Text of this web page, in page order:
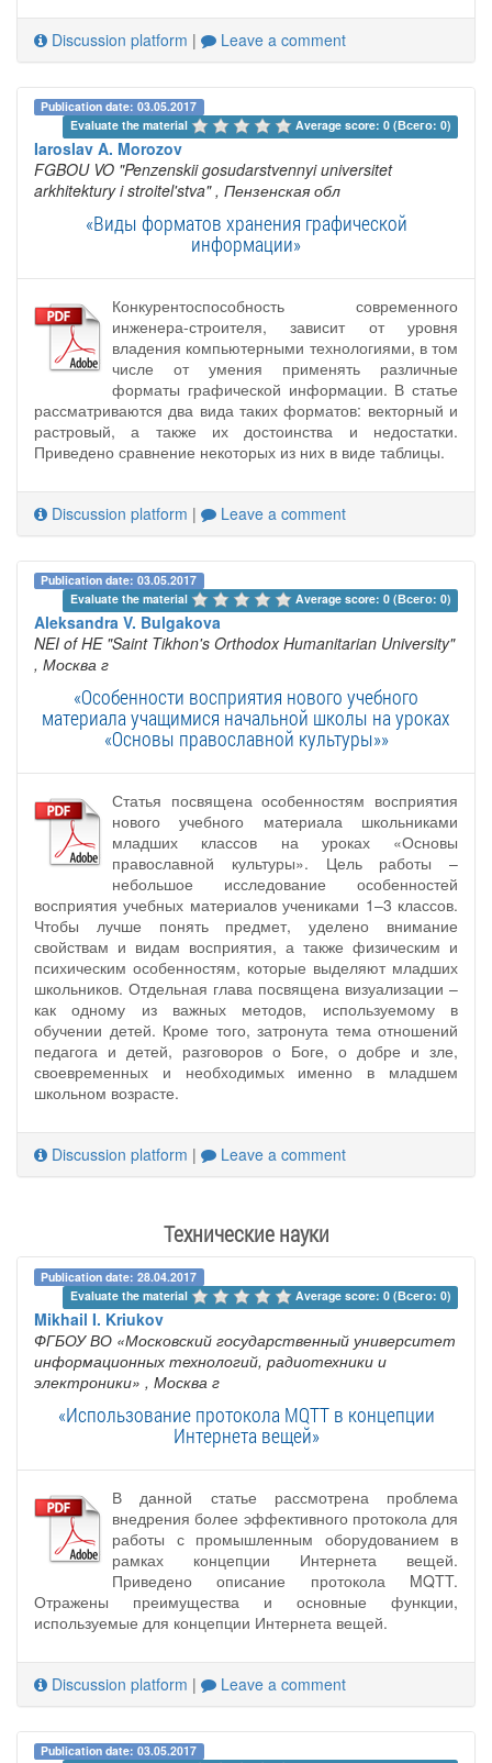
Discussion platform | Leave a comment
Publication date: 03.05.2017
Evaluate the material
Average score: 0 (Всего: 0)
Iaroslav A. Morozov
FGBOU VO "Penzenskii gosudarstvennyi universitet
arkhitektury i stroitel'stva" , Пензенская обл
«Виды форматов хранения графической
информации»
Конкурентоспособность современного
инженера-строителя, зависит от уровня
владения компьютерными технологиями, в том
числе от умения применять различные
форматы графической информации. В статье
рассматриваются два вида таких форматов: векторный и
растровый, а также их достоинства и недостатки.
Приведено сравнение некоторых из них в виде таблицы.
Discussion platform | Leave a comment
Publication date: 03.05.2017
Evaluate the material
Average score: 0 (Всего: 0)
Aleksandra V. Bulgakova
NEI of HE "Saint Tikhon's Orthodox Humanitarian University"
, Москва г
«Особенности восприятия нового учебного
материала учащимися начальной школы на уроках
«Основы православной культуры»»
Статья посвящена особенностям восприятия
нового учебного материала школьниками
младших классов на уроках «Основы
православной культуры». Цель работы –
небольшое исследование особенностей
восприятия учебных материалов учениками 1–3 классов.
Чтобы лучше понять предмет, уделено внимание
свойствам и видам восприятия, а также физическим и
психическим особенностям, которые выделяют младших
школьников. Отдельная глава посвящена визуализации –
как одному из важных методов, используемому в
обучении детей. Кроме того, затронута тема отношений
педагога и детей, разговоров о Боге, о добре и зле,
своевременных и необходимых именно в младшем
школьном возрасте.
Discussion platform | Leave a comment
Технические науки
Publication date: 28.04.2017
Evaluate the material
Average score: 0 (Всего: 0)
Mikhail I. Kriukov
ФГБОУ ВО «Московский государственный университет
информационных технологий, радиотехники и
электроники» , Москва г
«Использование протокола MQTT в концепции
Интернета вещей»
В данной статье рассмотрена проблема
внедрения более эффективного протокола для
работы с промышленным оборудованием в
рамках концепции Интернета вещей.
Приведено описание протокола MQTT.
Отражены преимущества и основные функции,
используемые для концепции Интернета вещей.
Discussion platform | Leave a comment
Publication date: 03.05.2017